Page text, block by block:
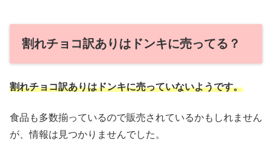
割れチョコ訳ありはドンキに売ってる？
割れチョコ訳ありはドンキに売っていないようです。
食品も多数揃っているので販売されているかもしれません
が、情報は見つかりませんでした。